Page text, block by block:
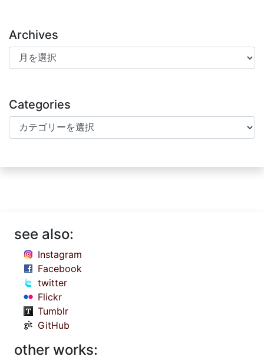
Archives
Archives
Categories
Categories
see also:
Instagram
Facebook
twitter
Flickr
Tumblr
GitHub
other works: